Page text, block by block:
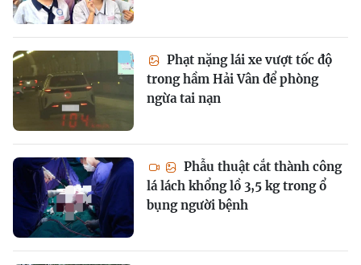
Phạt nặng lái xe vượt tốc độ
trong hầm Hải Vân để phòng
ngừa tai nạn
Phẫu thuật cắt thành công
lá lách khổng lồ 3,5 kg trong ổ
bụng người bệnh